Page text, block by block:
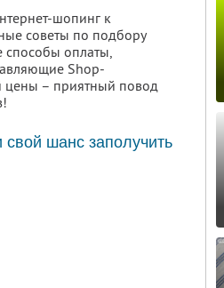
шопинг к
советы по подбору
способы оплаты,
Shop-
цены – приятный повод
свой шанс заполучить